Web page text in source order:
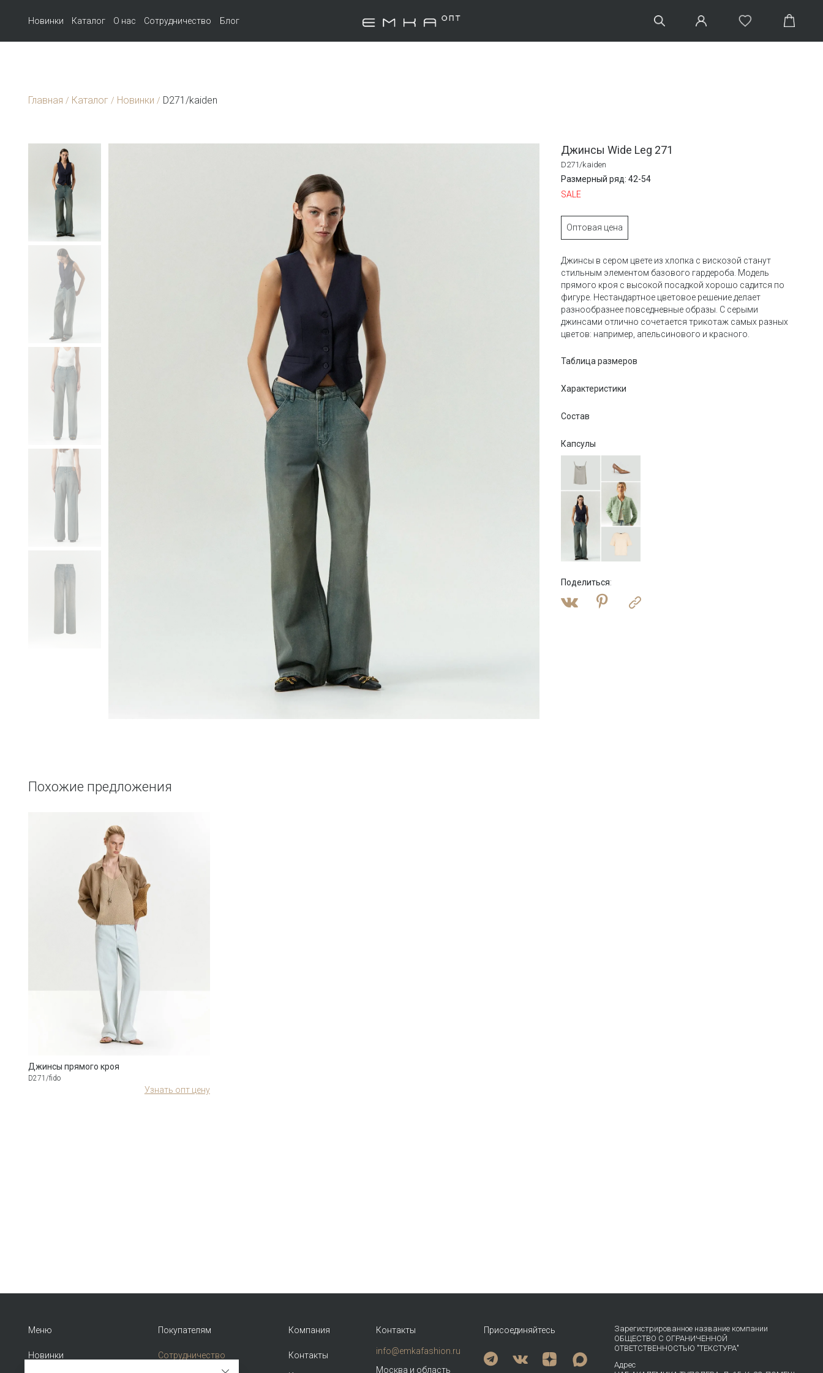
Новинки Каталог О нас Сотрудничество Блог
Главная / Каталог / Новинки / D271/kaiden
Джинсы Wide Leg 271
D271/kaiden
Размерный ряд: 42-54
SALE
Оптовая цена
Джинсы в сером цвете из хлопка с вискозой станут
стильным элементом базового гардероба. Модель
прямого кроя c высокой посадкой хорошо садится по
фигуре. Нестандартное цветовое решение делает
разнообразнее повседневные образы. С серыми
джинсами отлично сочетается трикотаж самых разных
цветов: например, апельсинового и красного.
Таблица размеров
Характеристики
Состав
Капсулы
Поделиться:
Похожие предложения
Джинсы прямого кроя
D271/fido
Узнать опт цену
Меню
Новинки
Покупателям
Сотрудничество
Компания
Контакты
Контакты
info@emkafashion.ru
Москва и область
Присоединяйтесь
Зарегистрированное название компании
ОБЩЕСТВО С ОГРАНИЧЕННОЙ
ОТВЕТСТВЕННОСТЬЮ "ТЕКСТУРА"
Адрес